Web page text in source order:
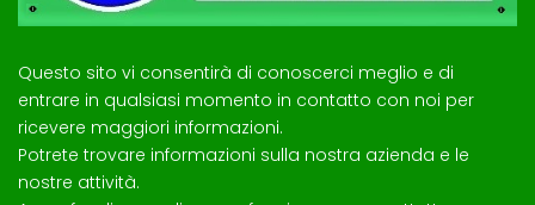
Questo sito vi consentirà di conoscerci meglio e di
entrare in qualsiasi momento in contatto con noi per
ricevere maggiori informazioni.
Potrete trovare informazioni sulla nostra azienda e le
nostre attività.